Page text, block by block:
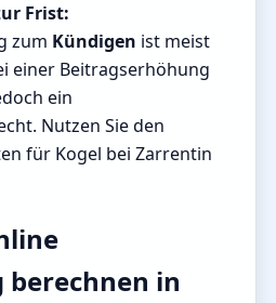
Frist:
zum Kündigen ist meist
einer Beitragserhöhung
ein
Nutzen Sie den
für Kogel bei Zarrentin
berechnen in